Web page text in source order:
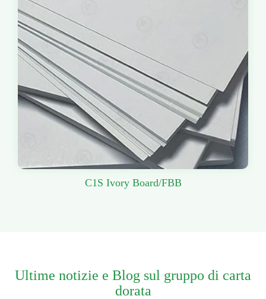
C1S Ivory Board/FBB
Ultime notizie e Blog sul gruppo di carta
dorata